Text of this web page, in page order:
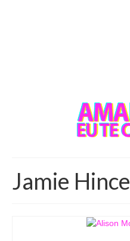
Jamie Hince